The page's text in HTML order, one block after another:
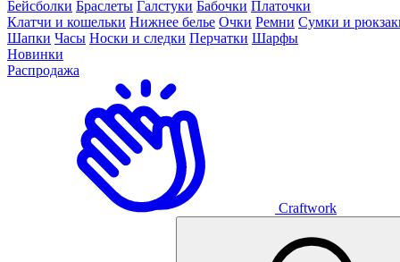
Бейсболки Браслеты Галстуки Бабочки Платочки
Клатчи и кошельки Нижнее белье Очки Ремни Сумки и
Шапки Часы Носки и следки Перчатки Шарфы
Новинки
Распродажа
Craftwork